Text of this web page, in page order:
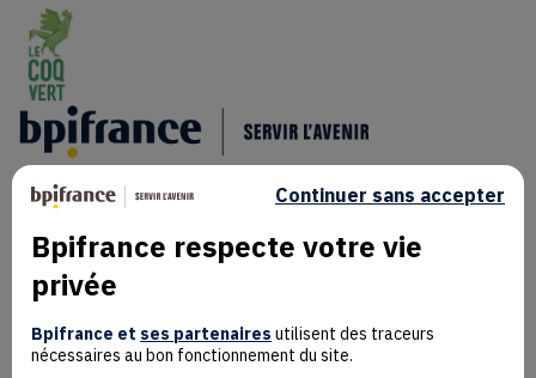
Mentions Légales
Données personnelles
Bpifrance respecte votre vie
privée
Bpifrance et ses partenaires utilisent des traceurs
nécessaires au bon fonctionnement du site.
Continuer sans accepter